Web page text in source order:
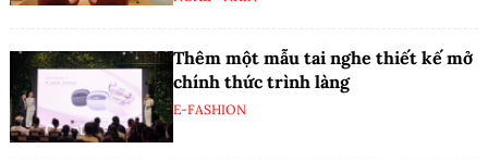
Thêm một mẫu tai nghe thiết kế mở
chính thức trình làng
E-FASHION